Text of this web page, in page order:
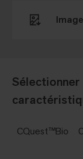
CQuest™Bio